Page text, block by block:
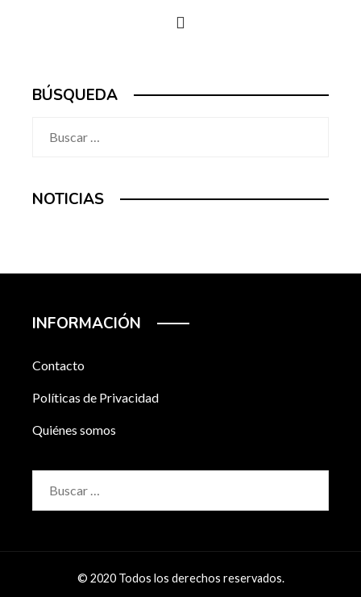
BÚSQUEDA
NOTICIAS
INFORMACIÓN
Contacto
Políticas de Privacidad
Quiénes somos
© 2020 Todos los derechos reservados.